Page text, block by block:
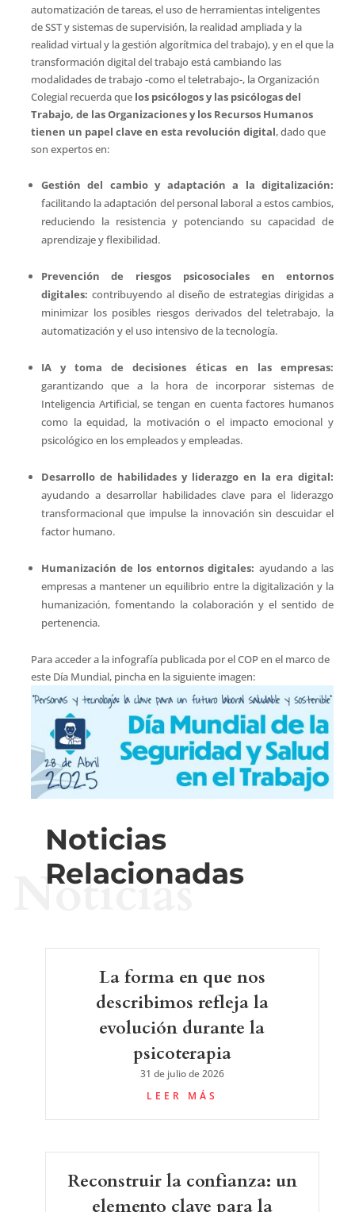
automatización de tareas, el uso de herramientas inteligentes
de SST y sistemas de supervisión, la realidad ampliada y la
realidad virtual y la gestión algorítmica del trabajo), y en el que la
transformación digital del trabajo está cambiando las
modalidades de trabajo -como el teletrabajo-, la Organización
Colegial recuerda que los psicólogos y las psicólogas del
Trabajo, de las Organizaciones y los Recursos Humanos
tienen un papel clave en esta revolución digital, dado que
son expertos en:
Gestión del cambio y adaptación a la digitalización:
facilitando la adaptación del personal laboral a estos cambios,
reduciendo la resistencia y potenciando su capacidad de
aprendizaje y flexibilidad.
Prevención de riesgos psicosociales en entornos
digitales: contribuyendo al diseño de estrategias dirigidas a
minimizar los posibles riesgos derivados del teletrabajo, la
automatización y el uso intensivo de la tecnología.
IA y toma de decisiones éticas en las empresas:
garantizando que a la hora de incorporar sistemas de
Inteligencia Artificial, se tengan en cuenta factores humanos
como la equidad, la motivación o el impacto emocional y
psicológico en los empleados y empleadas.
Desarrollo de habilidades y liderazgo en la era digital:
ayudando a desarrollar habilidades clave para el liderazgo
transformacional que impulse la innovación sin descuidar el
factor humano.
Humanización de los entornos digitales: ayudando a las
empresas a mantener un equilibrio entre la digitalización y la
humanización, fomentando la colaboración y el sentido de
pertenencia.
Para acceder a la infografía publicada por el COP en el marco de
este Día Mundial, pincha en la siguiente imagen:
Noticias
Relacionadas
Noticias
La forma en que nos
describimos refleja la
evolución durante la
psicoterapia
31 de julio de 2026
LEER MÁS
Reconstruir la confianza: un
elemento clave para la